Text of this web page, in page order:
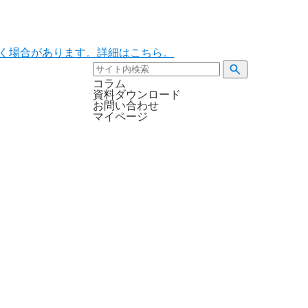
合があります。詳細はこちら。
コラム
資料ダウンロード
お問い合わせ
マイページ